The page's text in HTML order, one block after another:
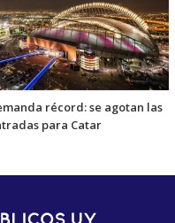
récord: se agotan las
para Catar